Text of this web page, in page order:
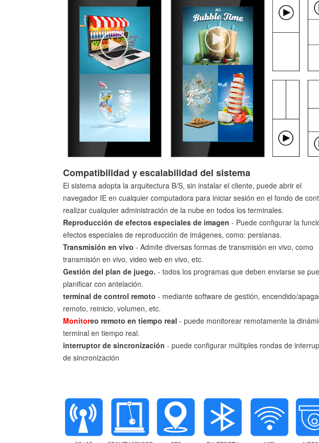
Compatibilidad y escalabilidad del sistema
El sistema adopta la arquitectura B/S, sin instalar el cliente, puede abrir el
navegador IE en cualquier computadora para iniciar sesión en el fondo de
realizar cualquier administración de la nube en todos los terminales.
Reproducción de efectos especiales de imagen - Puede configurar la
efectos especiales de reproducción de imágenes, como: persianas.
Transmisión en vivo - Admite diversas formas de transmisión en vivo, como
transmisión en vivo, video web en vivo, etc.
Gestión del plan de juego. - todos los programas que deben enviarse se
planificar con antelación.
terminal de control remoto - mediante software de gestión, encendido/
remoto, reinicio, volumen, etc.
Monitoreo remoto en tiempo real - puede monitorear remotamente la
terminal en tiempo real.
interruptor de sincronización - puede configurar múltiples rondas de
de sincronización